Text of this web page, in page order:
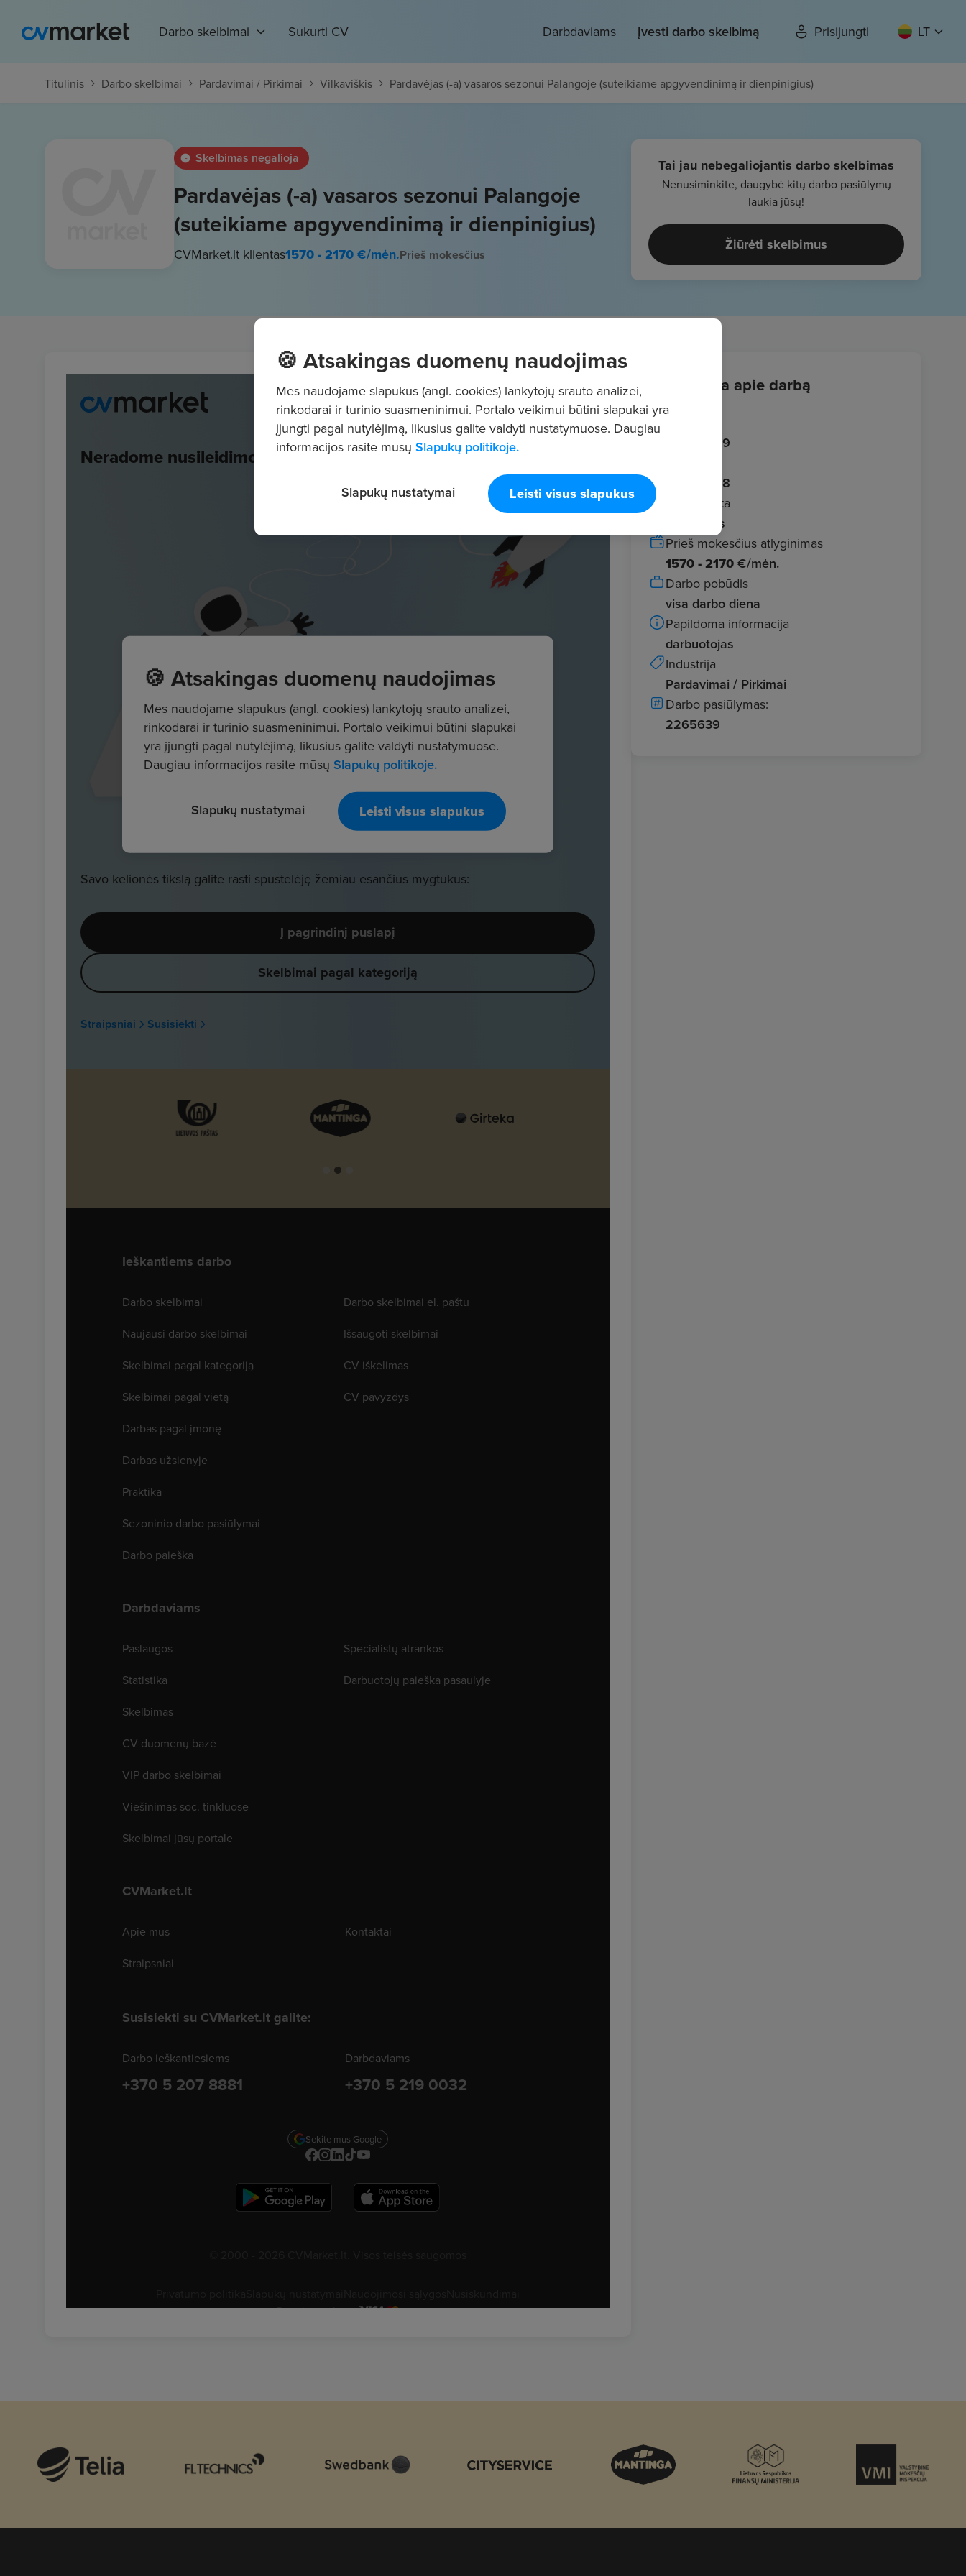
Darbo skelbimai Sukurti CV Darbdaviams Įvesti darbo skelbimą Prisijungti LT
Titulinis Darbo skelbimai Pardavimai / Pirkimai Vilkaviškis Pardavėjas (-a) vasaros sezonui Palangoje (suteikiame apgyvendinimą ir dienpinigius)
Skelbimas negalioja
Pardavėjas (-a) vasaros sezonui Palangoje
(suteikiame apgyvendinimą ir dienpinigius)
CVMarket.lt klientas1570 - 2170€/mėn.Prieš mokesčius
Tai jau nebegaliojantis darbo skelbimas
Nenusiminkite, daugybė kitų darbo pasiūlymų
laukia jūsų!
Žiūrėti skelbimus
Informacija apie darbą
2026.05.19
2026.06.18
Darbo vieta
Vilkaviškis
Prieš mokesčius atlyginimas
1570 - 2170 €/mėn.
Darbo pobūdis
visa darbo diena
Papildoma informacija
darbuotojas
Industrija
Pardavimai / Pirkimai
Darbo pasiūlymas:
2265639
🍪 Atsakingas duomenų naudojimas
Mes naudojame slapukus (angl. cookies) lankytojų srauto analizei,
rinkodarai ir turinio suasmeninimui. Portalo veikimui būtini slapukai yra
įjungti pagal nutylėjimą, likusius galite valdyti nustatymuose. Daugiau
informacijos rasite mūsų Slapukų politikoje.
Leisti visus slapukus
Slapukų nustatymai